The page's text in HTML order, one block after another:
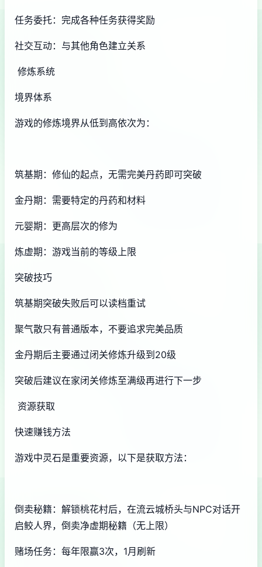
任务委托：完成各种任务获得奖励
社交互动：与其他角色建立关系
修炼系统
境界体系
游戏的修炼境界从低到高依次为：
筑基期：修仙的起点，无需完美丹药即可突破
金丹期：需要特定的丹药和材料
元婴期：更高层次的修为
炼虚期：游戏当前的等级上限
突破技巧
筑基期突破失败后可以读档重试
聚气散只有普通版本，不要追求完美品质
金丹期后主要通过闭关修炼升级到20级
突破后建议在家闭关修炼至满级再进行下一步
资源获取
快速赚钱方法
游戏中灵石是重要资源，以下是获取方法：
倒卖秘籍：解锁桃花村后，在流云城桥头与NPC对话开
启鲛人界，倒卖净虚期秘籍（无上限）
赌场任务：每年限赢3次，1月刷新